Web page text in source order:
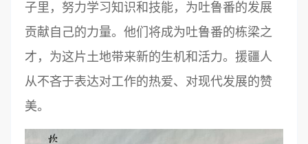
子里，努力学习知识和技能，为吐鲁番的发展
贡献自己的力量。他们将成为吐鲁番的栋梁之
才，为这片土地带来新的生机和活力。援疆人
从不吝于表达对工作的热爱、对现代发展的赞
美。